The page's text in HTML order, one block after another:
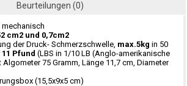
Beurteilungen (0)
cm2 und 0,7cm2
der Druck- Schmerzschwelle, max.5kg in 50
11 Pfund (LBS in 1/10 LB (Anglo-amerikanische
75 Gramm, Länge 11,7 cm, Diameter
(15,5x9x5 cm)